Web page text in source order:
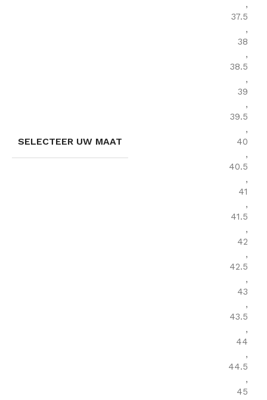
SELECTEER UW MAAT
,
37.5
,
38
,
38.5
,
39
,
39.5
,
40
,
40.5
,
41
,
41.5
,
42
,
42.5
,
43
,
43.5
,
44
,
44.5
,
45